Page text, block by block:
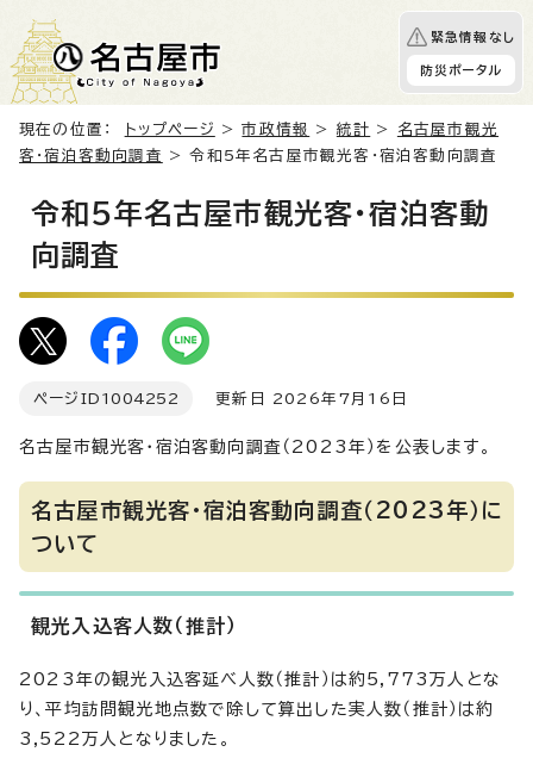
緊急情報なし
防災ポータル
現在の位置： トップページ >市政情報 > 統計 > 名古屋市観光
客・宿泊客動向調査
> 令和5年名古屋市観光客・宿泊客動向調査
令和5年名古屋市観光客・宿泊客動
向調査
ページID 1004252 更新日 2026年7月16日
名古屋市観光客・宿泊客動向調査（2023年）を公表します。
名古屋市観光客・宿泊客動向調査（2023年）に
ついて
観光入込客人数（推計）
2023年の観光入込客延べ人数（推計）は約5,773万人とな
り、平均訪問観光地点数で除して算出した実人数（推計）は約
3,522万人となりました。